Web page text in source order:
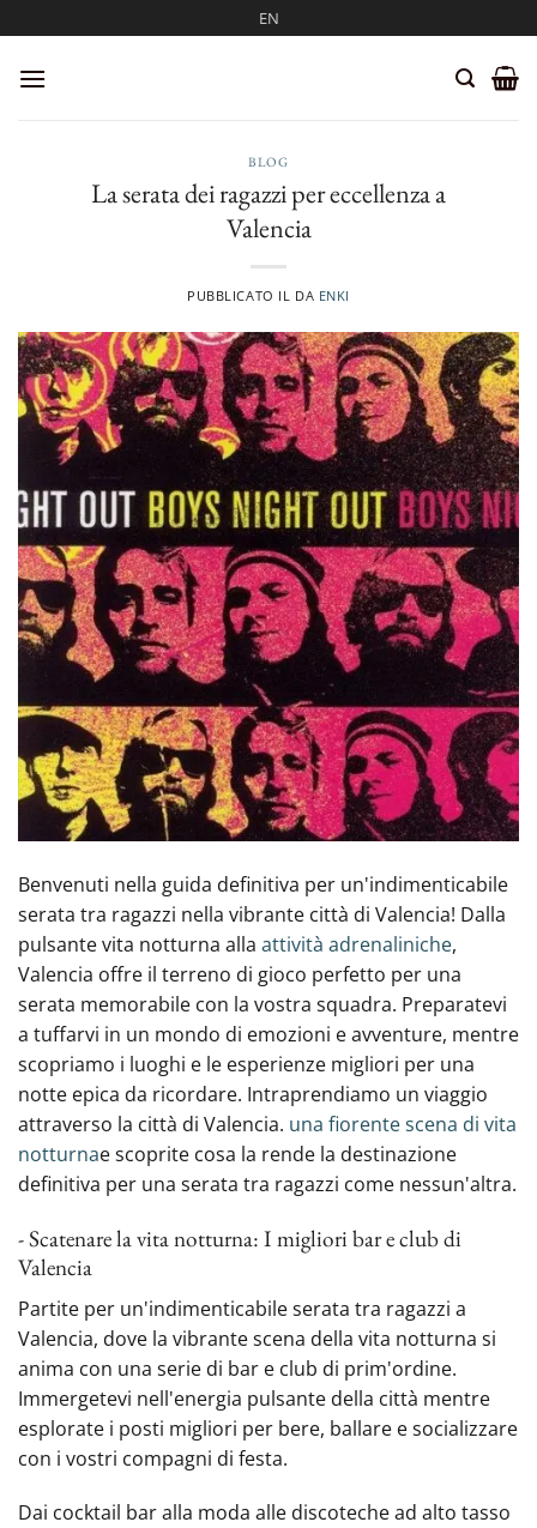
ai
contenuti
EN
BLOG
La serata dei ragazzi per eccellenza a
Valencia
PUBBLICATO IL DA ENKI
Benvenuti nella guida definitiva per un'indimenticabile
serata tra ragazzi nella vibrante città di Valencia! Dalla
pulsante vita notturna alla attività adrenaliniche,
Valencia offre il terreno di gioco perfetto‍ per una
serata memorabile con la vostra squadra. Preparatevi
a tuffarvi in un mondo di emozioni e avventure, mentre
scopriamo i luoghi e le esperienze migliori per una
notte epica da ricordare. Intraprendiamo un viaggio
attraverso la città di Valencia. una fiorente scena di vita
notturnae scoprite cosa la rende la destinazione
definitiva per una serata tra ragazzi come nessun'altra.
- Scatenare la vita notturna: I migliori bar e club di
Valencia
Partite per un'indimenticabile serata tra ragazzi a
Valencia, dove la vibrante scena della vita notturna si
anima con una serie di bar e club di prim'ordine.
Immergetevi nell'energia pulsante della città mentre
esplorate i posti migliori per bere, ballare e socializzare
con i vostri compagni di festa.
Dai cocktail bar alla moda alle discoteche ad alto tasso